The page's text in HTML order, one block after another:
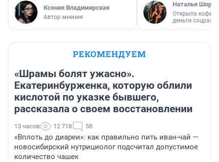
Ксения Владимирская
Автор мнения
Наталья
Открыла
деньги
РЕКОМЕНДУЕМ
«Шрамы болят ужасно».
Екатеринбурженка, которую облили
кислотой по указке бывшего,
рассказала о своем восстановлении
13 часов 12 718 58
«Вплоть до диареи»: как правильно пить иван-чай —
новосибирский нутрициолог подсчитал допустимое
количество чашек